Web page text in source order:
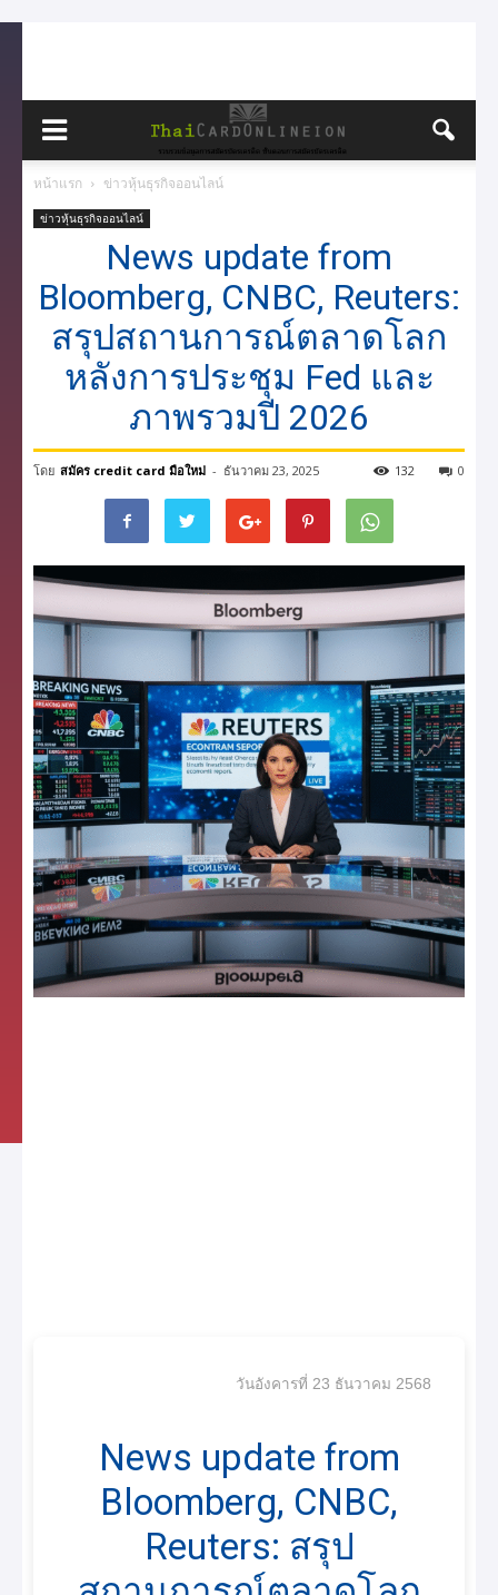
หน้าแรก ข่าวหุ้นธุรกิจออนไลน์
ข่าวหุ้นธุรกิจออนไลน์
News update from
Bloomberg, CNBC, Reuters:
สรุปสถานการณ์ตลาดโลก
หลังการประชุม Fed และ
ภาพรวมปี 2026
โดย สมัคร credit card มือใหม่ - ธันวาคม 23, 2025 0
132
วันอังคารที่ 23 ธันวาคม 2568
News update from
Bloomberg, CNBC,
Reuters: สรุป